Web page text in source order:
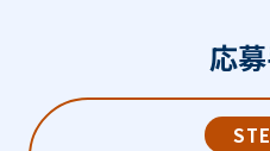
応